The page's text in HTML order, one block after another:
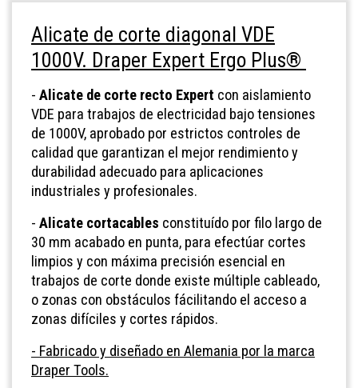
Alicate de corte diagonal VDE
1000V. Draper Expert Ergo Plus®
- Alicate de corte recto Expert con aislamiento
VDE para trabajos de electricidad bajo tensiones
de 1000V, aprobado por estrictos controles de
calidad que garantizan el mejor rendimiento y
durabilidad adecuado para aplicaciones
industriales y profesionales.
- Alicate cortacables constituído por filo largo de
30 mm acabado en punta, para efectúar cortes
limpios y con máxima precisión esencial en
trabajos de corte donde existe múltiple cableado,
o zonas con obstáculos fácilitando el acceso a
zonas difíciles y cortes rápidos.
- Fabricado y diseñado en Alemania por la marca
Draper Tools.